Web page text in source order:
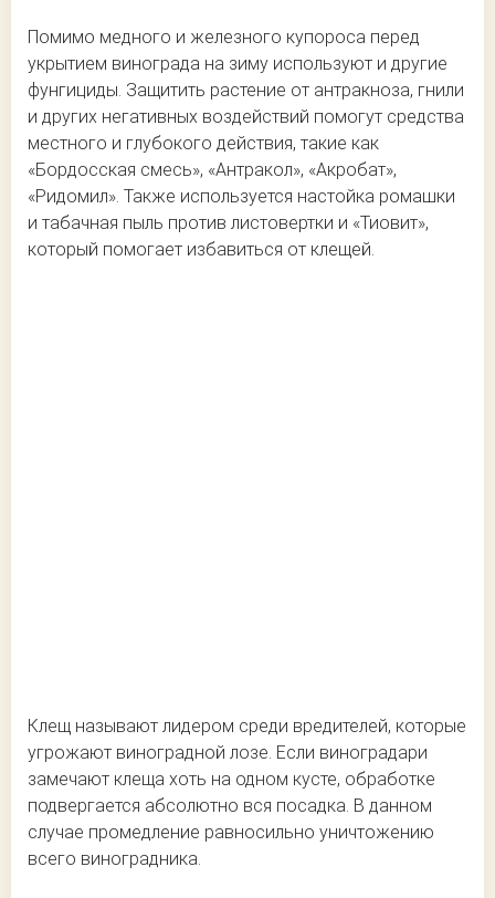
Помимо медного и железного купороса перед
укрытием винограда на зиму используют и другие
фунгициды. Защитить растение от антракноза, гнили
и других негативных воздействий помогут средства
местного и глубокого действия, такие как
«Бордосская смесь», «Антракол», «Акробат»,
«Ридомил». Также используется настойка ромашки
и табачная пыль против листовертки и «Тиовит»,
который помогает избавиться от клещей.
Клещ называют лидером среди вредителей, которые
угрожают виноградной лозе. Если виноградари
замечают клеща хоть на одном кусте, обработке
подвергается абсолютно вся посадка. В данном
случае промедление равносильно уничтожению
всего виноградника.